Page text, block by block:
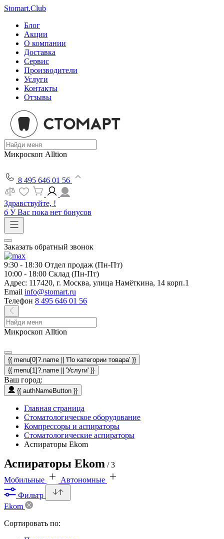
Stomart.Club
Блог
Акции
О компании
Доставка
Сервис
Производители
Услуги
Контакты
Отзывы
Микроскоп Alltion
8 495 646 01 56
Здравствуйте, !
б У Вас пока нет бонусов
Заказать обратный звонок
9:30 - 18:30 Отдел продаж (Пн-Пт)
10:00 - 18:00 Склад (Пн-Пт)
Адрес: 117420, г. Москва, улица Намёткина, 14 корп.1
Email info@stomart.ru
Телефон 8 495 646 01 56
Микроскоп Alltion
{{ menu[0]?.name || 'По категории товара' }}
{{ menu[1]?.name || 'Услуги' }}
Ваш город:
{{ authNameButton }}
Главная страница
Стоматологическое оборудование
Компрессоры и аспираторы
Стоматологические аспираторы
Аспираторы Ekom
Аспираторы Ekom / 3
Мобильные
Автономные
Фильтр
Ekom
Сортировать по: